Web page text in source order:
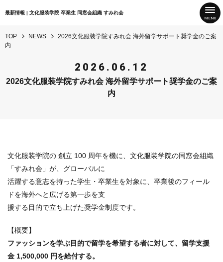
最新情報 | 文化服装学院 卒業生 同窓会組織 すみれ会
TOP NEWS
2026文化服装学院すみれ会 海外留学サポート奨学金のご案
内
2026.06.12
2026文化服装学院すみれ会 海外留学サポート奨学金のご案
内
文化服装学院の 創立 100 周年を機に、文化服装学院の同窓会組織
「すみれ会」が、グローバルに
活躍する意志を持った学生・卒業生を対象に、卒業後のフィール
ドを海外へと広げる第一歩を支
援する目的で立ち上げた奨学金制度です。
【概要】
ファッションを学ぶ目的で留学を希望する者に対して、留学支援
金 1,500,000 円を給付する。